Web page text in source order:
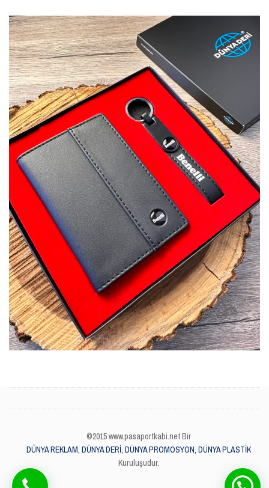
©2015 www.pasaportkabi.net Bir
DÜNYA REKLAM, DÜNYA DERİ, DÜNYA PROMOSYON, DÜNYA PLASTİK
Kuruluşudur.